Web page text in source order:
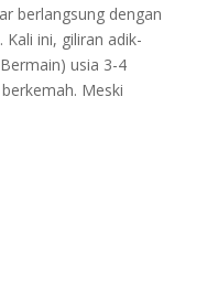
berlangsung dengan
Kali ini, giliran adik-
usia 3-4
Meski